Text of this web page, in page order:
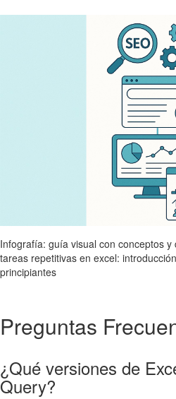
Infografía: guía visual con conceptos
tareas repetitivas en excel:
principiantes
Preguntas
¿Qué versiones de
Query?